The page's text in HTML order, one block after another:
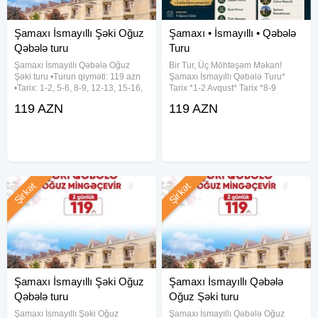
Şaxta baba və qar qızı
Viktorinalar və hədiyyələr
Animasiya qrupu
QEYD1: Oteldə yerləşmə 2-3-4 nəfərlik otaqlarda nəzərdə
tutulub.Turist otaqda tək qalmaq istəsə əlavə olaraq 35AZN
ödəməlidir.
Şamaxı İsmayıllı Şəki Oğuz
Qəbələ turu
Şamaxı İsmayıllı Qəbələ Oğuz
Şəki turu •Turun qiyməti: 119 azn
•Tarix: 1-2, 5-6, 8-9, 12-13, 15-16,
✓Qiymətə daxildir: - Komfortlu
119 AZN
Şamaxı • İsmayıllı • Qəbələ
Turu
Bir Tur, Üç Möhtəşəm Məkan!
Şamaxı İsmayıllı Qəbələ Turu*
Tarix *1-2 Avqust* Tarix *8-9
Müddət: 1 Gecə 2 Gün Turun
119 AZN
Şamaxı İsmayıllı Şəki Oğuz
Qəbələ turu
Şamaxı İsmayıllı Şəki Oğuz
Şirkət
Şamaxı İsmayıllı Qəbələ
Oğuz Şəki turu
Şamaxı İsmayıllı Qəbələ Oğuz
Şirkət